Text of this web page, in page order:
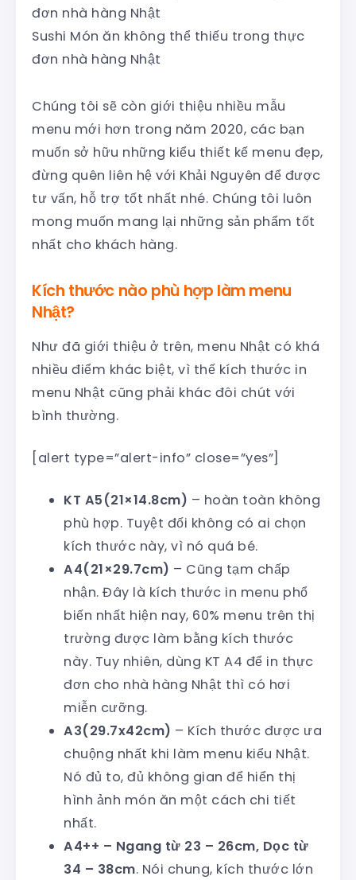
Sushi Món ăn không thể thiếu trong thực
đơn nhà hàng Nhật
Chúng tôi sẽ còn giới thiệu nhiều mẫu
menu mới hơn trong năm 2020, các bạn
muốn sở hữu những kiểu thiết kế menu đẹp,
đừng quên liên hệ với Khải Nguyên để được
tư vấn, hỗ trợ tốt nhất nhé. Chúng tôi luôn
mong muốn mang lại những sản phẩm tốt
nhất cho khách hàng.
Kích thước nào phù hợp làm menu
Nhật?
Như đã giới thiệu ở trên, menu Nhật có khá
nhiều điểm khác biệt, vì thế kích thước in
menu Nhật cũng phải khác đôi chút với
bình thường.
[alert type=”alert-info” close=”yes”]
KT A5(21×14.8cm) – hoàn toàn không
phù hợp. Tuyệt đối không có ai chọn
kích thước này, vì nó quá bé.
A4(21×29.7cm) – Cũng tạm chấp
nhận. Đây là kích thước in menu phổ
biến nhất hiện nay, 60% menu trên thị
trường được làm bằng kích thước
này. Tuy nhiên, dùng KT A4 để in thực
đơn cho nhà hàng Nhật thì có hơi
miễn cưỡng.
A3(29.7x42cm) – Kích thước được ưa
chuộng nhất khi làm menu kiểu Nhật.
Nó đủ to, đủ không gian để hiển thị
hình ảnh món ăn một cách chi tiết
nhất.
A4++ – Ngang từ 23 – 26cm, Dọc từ
34 – 38cm. Nói chung, kích thước lớn